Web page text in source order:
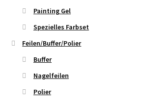
Painting Gel
Spezielles Farbset
Feilen/Buffer/Polier
Buffer
Nagelfeilen
Polier